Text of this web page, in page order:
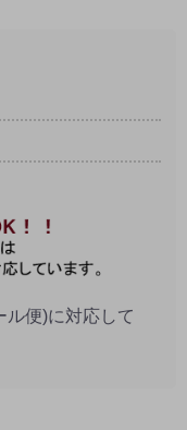
ル便)に対応して